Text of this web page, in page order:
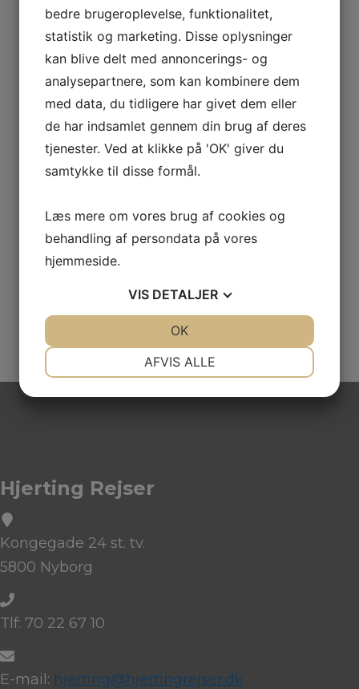
Telefon *
E-mail *
Hjerting Rejser
Kongegade 24 st. tv.
5800 Nyborg
Tlf: 70 22 67 10
E-mail: hjerting@hjertingrejser.dk
bedre brugeroplevelse, funktionalitet,
statistik og marketing. Disse oplysninger
kan blive delt med annoncerings- og
analysepartnere, som kan kombinere dem
med data, du tidligere har givet dem eller
de har indsamlet gennem din brug af deres
tjenester. Ved at klikke på 'OK' giver du
samtykke til disse formål.
Læs mere om vores brug af cookies og
behandling af persondata på vores
hjemmeside.
VIS DETALJER
AFVIS ALLE
OK